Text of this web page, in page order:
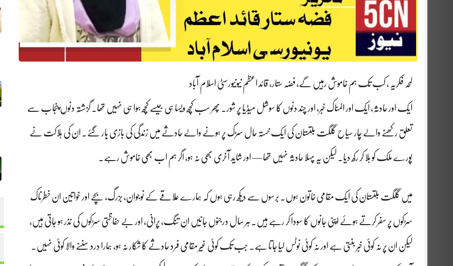
لمحہ فکریہ ، کب تک ہم خاموش رہیں گے، فضہ ستار، قائد اعظم نیونیورسٹی اسلام آباد
ایک اور حادثہ، ایک اور المناک خبر، اور چند دنوں کا سوشل میڈیا پر شور۔ پھر سب کچھ ویسا ہی جیسے کچھ ہوا ہی نہیں تھا۔ گزشتہ دنوں پنجاب سے
تعلق رکھنے والے چار سیاح گلگت بلتستان کی ایک خستہ حال سڑک پر ہونے والے حادثے میں زندگی کی بازی ہار گئے۔ ان کی ہلاکت نے
پورے ملک کو ہلا کر رکھ دیا۔ لیکن یہ پہلا حادثہ نہیں تھا — اور شاید آخری بھی نہ ہو، اگر ہم اب بھی خاموش رہے۔
میں گلگت بلتستان کی ایک مقامی خاتون ہوں۔ برسوں سے دیکھ رہی ہوں کہ ہمارے علاقے کے نوجوان، بزرگ، بچے اور خواتین ان خطرناک
سڑکوں پر سفر کرتے ہوئے اپنی جانوں کا سودا کر رہے ہیں۔ ہر سال درجنوں جانیں ان تنگ، پرانی، اور بے حفاظتی سڑکوں کی نذر ہو جاتی ہیں،
لیکن ان پر نہ کوئی خبر بنتی ہے اور نہ کوئی نوٹس لیا جاتا ہے۔ جب تک کوئی غیر مقامی فرد حادثے کا شکار نہ ہو، ہمارا درد سننے والا کوئی نہیں۔